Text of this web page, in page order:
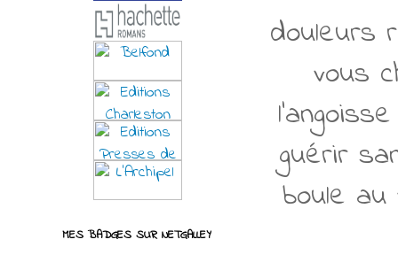
douleurs
vous
guérir
boule
MES BADGES SUR NETGALLEY